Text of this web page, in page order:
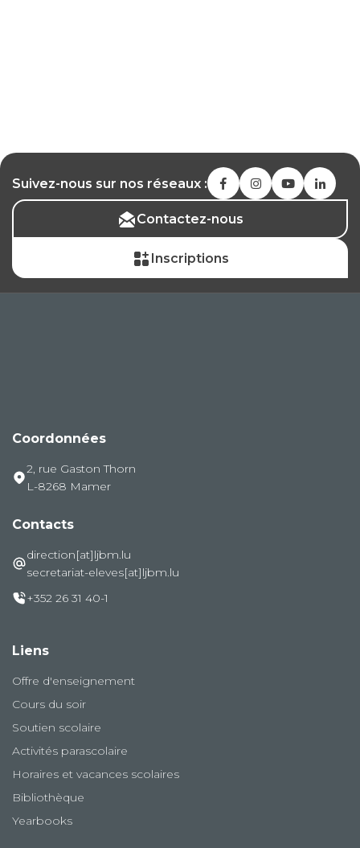
Suivez-nous sur nos réseaux :
Contactez-nous
Inscriptions
Coordonnées
2, rue Gaston Thorn
L-8268 Mamer
Contacts
direction[at]ljbm.lu
secretariat-eleves[at]ljbm.lu
+352 26 31 40-1
Liens
Offre d'enseignement
Cours du soir
Soutien scolaire
Activités parascolaire
Horaires et vacances scolaires
Bibliothèque
Yearbooks